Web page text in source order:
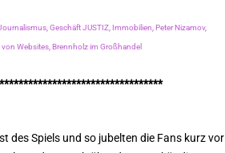
Geschäft JUSTIZ, Immobilien, Peter Nizamov,
Websites, Brennholz im Großhandel
des Spiels und so jubelten die Fans kurz vor